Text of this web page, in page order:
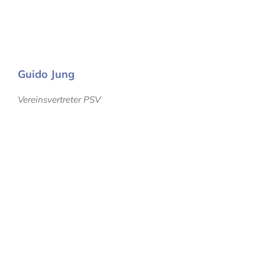
Guido Jung
Vereinsvertreter PSV